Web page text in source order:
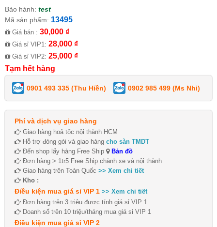
Bảo hành: test
Mã sản phẩm: 13495
Giá bán : 30,000 ₫
Giá sỉ VIP1: 28,000 ₫
Giá sỉ VIP2: 25,000 ₫
Tạm hết hàng
0901 493 335 (Thu Hiền) 0902 985 499 (Ms Nhi)
Phí và dịch vụ giao hàng
Giao hàng hoả tốc nội thành HCM
Hỗ trợ đóng gói và giao hàng cho sàn TMDT
Đến shop lấy hàng Free Ship
Bản đồ
Đơn hàng > 1tr5 Free Ship chành xe và nội thành
Giao hàng trên Toàn Quốc >> Xem chi tiết
Kho :
Điều kiện mua giá sỉ VIP 1 >> Xem chi tiết
Đơn hàng trên 3 triệu được tính giá sỉ VIP 1
Doanh số trên 10 triệu/tháng mua giá sỉ VIP 1
Điều kiện mua giá sỉ VIP 2